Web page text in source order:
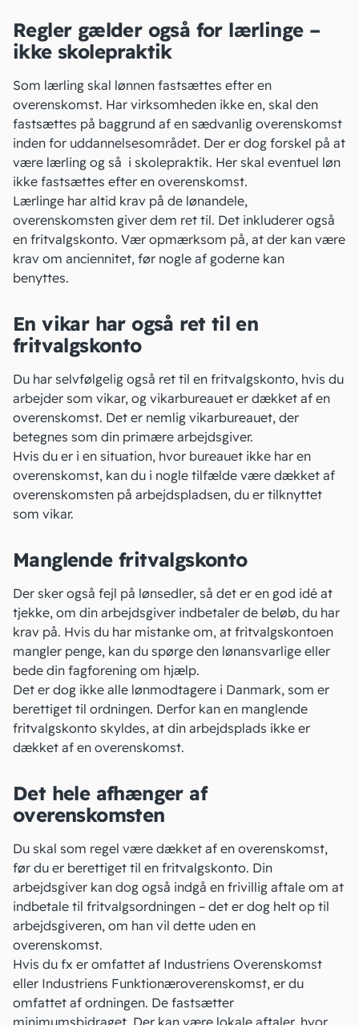
Regler gælder også for lærlinge –
ikke skolepraktik
Som lærling skal lønnen fastsættes efter en
overenskomst. Har virksomheden ikke en, skal den
fastsættes på baggrund af en sædvanlig overenskomst
inden for uddannelsesområdet. Der er dog forskel på at
være lærling og så i skolepraktik. Her skal eventuel løn
ikke fastsættes efter en overenskomst.
Lærlinge har altid krav på de lønandele,
overenskomsten giver dem ret til. Det inkluderer også
en fritvalgskonto. Vær opmærksom på, at der kan være
krav om anciennitet, før nogle af goderne kan
benyttes.
En vikar har også ret til en
fritvalgskonto
Du har selvfølgelig også ret til en fritvalgskonto, hvis du
arbejder som vikar, og vikarbureauet er dækket af en
overenskomst. Det er nemlig vikarbureauet, der
betegnes som din primære arbejdsgiver.
Hvis du er i en situation, hvor bureauet ikke har en
overenskomst, kan du i nogle tilfælde være dækket af
overenskomsten på arbejdspladsen, du er tilknyttet
som vikar.
Manglende fritvalgskonto
Der sker også fejl på lønsedler, så det er en god idé at
tjekke, om din arbejdsgiver indbetaler de beløb, du har
krav på. Hvis du har mistanke om, at fritvalgskontoen
mangler penge, kan du spørge den lønansvarlige eller
bede din fagforening om hjælp.
Det er dog ikke alle lønmodtagere i Danmark, som er
berettiget til ordningen. Derfor kan en manglende
fritvalgskonto skyldes, at din arbejdsplads ikke er
dækket af en overenskomst.
Det hele afhænger af
overenskomsten
Du skal som regel være dækket af en overenskomst,
før du er berettiget til en fritvalgskonto. Din
arbejdsgiver kan dog også indgå en frivillig aftale om at
indbetale til fritvalgsordningen – det er dog helt op til
arbejdsgiveren, om han vil dette uden en
overenskomst.
Hvis du fx er omfattet af Industriens Overenskomst
eller Industriens Funktionæroverenskomst, er du
omfattet af ordningen. De fastsætter